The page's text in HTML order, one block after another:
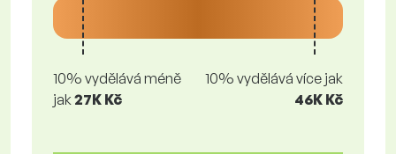
10% vydělává méně
jak27K Kč
10% vydělává více jak
46K Kč